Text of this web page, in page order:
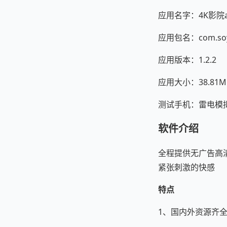
应用名字：4K影
应用包名：
应用版本：1.2.2
应用大小：
测试手机：雷电
软件介绍
全程提供无广告高
紧张刺激的快感
特点
1、国内外资源齐